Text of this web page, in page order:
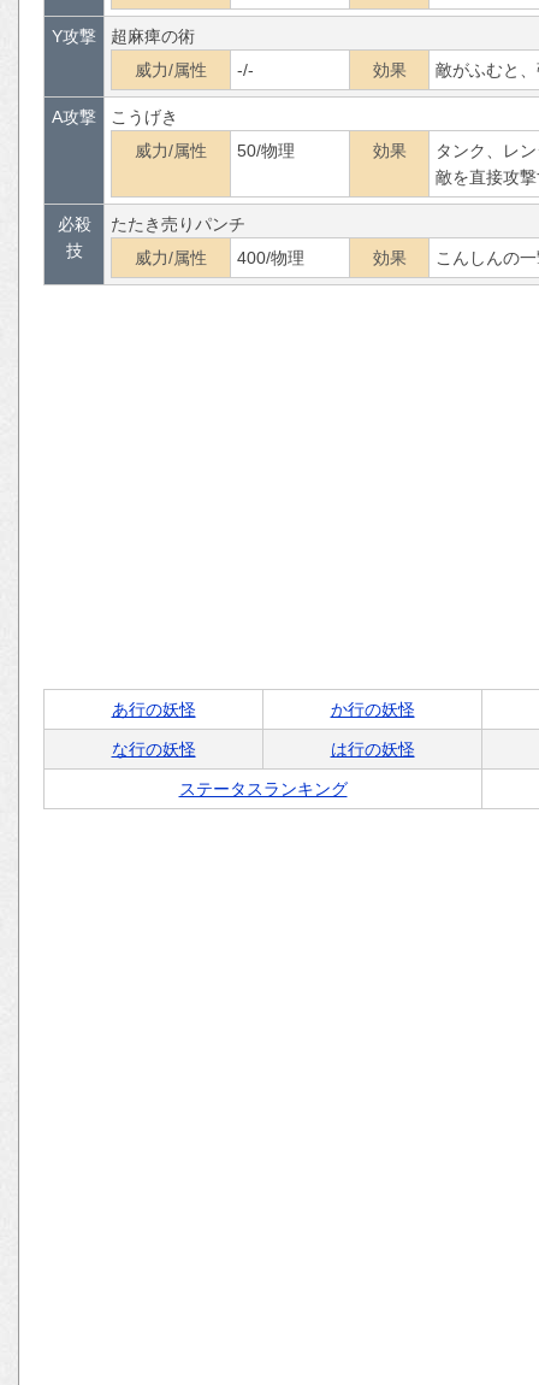
Y攻撃
超麻痺の術
威力/属性
-/- 効果 敵がふむと
A攻撃
こうげき
威力/属性
50/物理 効果
タンク、レ
敵を直接攻
必殺
技
たたき売りパンチ
威力/属性
400/物理 効果 こんしんの
あ行の妖怪 か行の妖怪
な行の妖怪 は行の妖怪
ステータスランキング